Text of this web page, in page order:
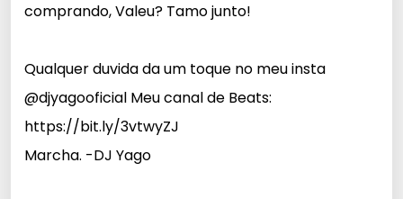
comprando, Valeu? Tamo junto!
Qualquer duvida da um toque no meu insta
@djyagooficial Meu canal de Beats:
https://bit.ly/3vtwyZJ
Marcha. -DJ Yago